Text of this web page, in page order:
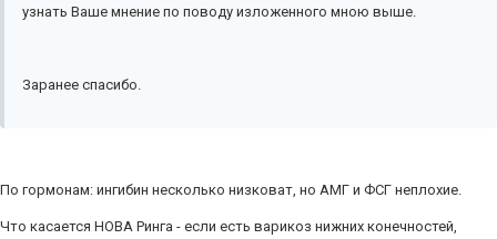
узнать Ваше мнение по поводу изложенного мною выше.
Заранее спасибо.
По гормонам: ингибин несколько низковат, но АМГ и ФСГ неплохие.
Что касается НОВА Ринга - если есть варикоз нижних конечностей,